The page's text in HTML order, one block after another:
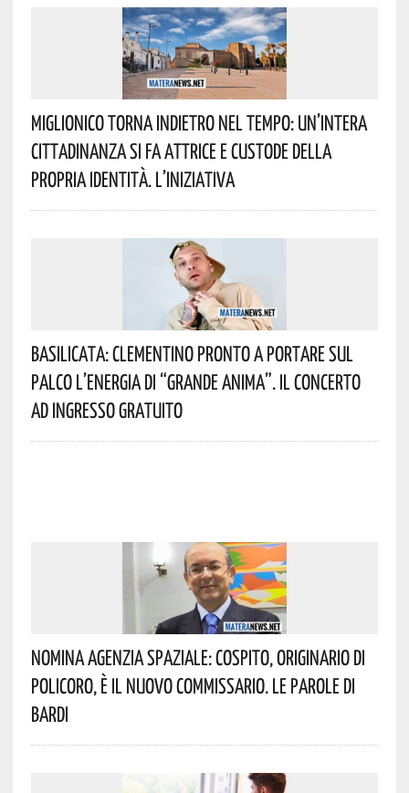
Miglionico Torna Indietro Nel Tempo: Un’intera
Cittadinanza Si Fa Attrice E Custode Della
Propria Identità. L’iniziativa
Basilicata: Clementino Pronto A Portare Sul
Palco L’energia Di “Grande Anima”. Il Concerto
Ad Ingresso Gratuito
Nomina Agenzia Spaziale: Cospito, Originario Di
Policoro, È Il Nuovo Commissario. Le Parole Di
Bardi